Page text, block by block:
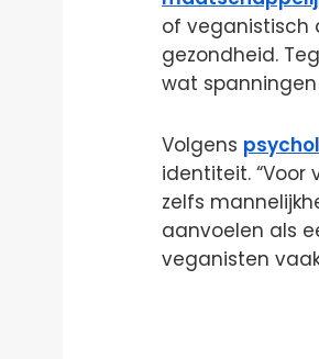
of veganistisch
gezondheid.
wat
Volgens
identiteit.
zelfs
aanvoelen als
veganisten